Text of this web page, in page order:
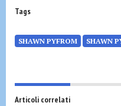
Tags
SHAWN PYFROM SHAWN
Articoli correlati